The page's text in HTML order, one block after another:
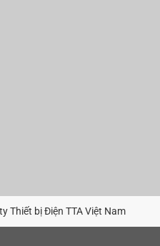
Thiết bị Điện TTA Việt Nam